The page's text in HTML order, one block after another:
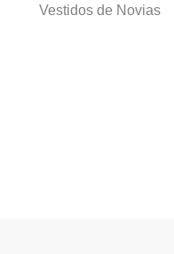
Vestidos de Novias